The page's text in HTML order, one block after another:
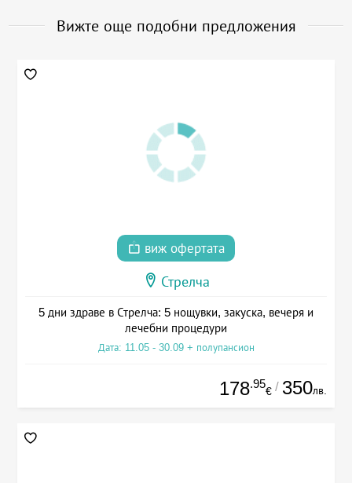
Вижте още подобни предложения
виж офертата
Стрелча
5 дни здраве в Стрелча: 5 нощувки, закуска, вечеря и
лечебни процедури
Дата: 11.05 - 30.09 + полупансион
178.95
€ / 350лв.